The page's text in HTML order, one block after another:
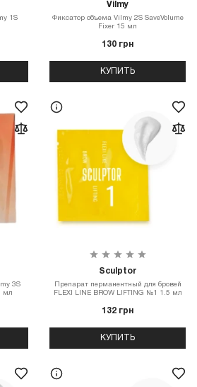
1S
Vilmy
Фиксатор объема Vilmy 2S SaveVolume
Fixer 15 мл
130 грн
КУПИТЬ
3S
мл
Sculptor
Препарат перманентный для бровей
FLEXI LINE BROW LIFTING №1 1.5 мл
132 грн
КУПИТЬ